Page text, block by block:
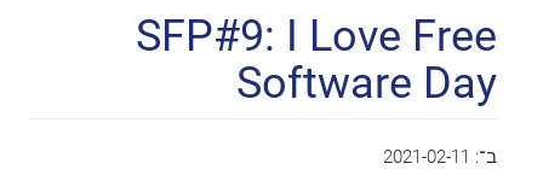
SFP#9: I Love Free
Software Day
ב־: 2021-02-11